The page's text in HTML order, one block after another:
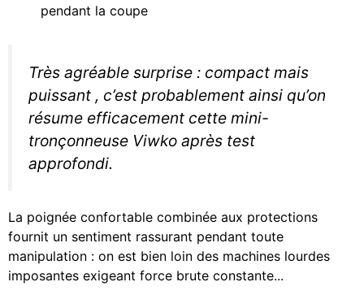
pendant la coupe
Très agréable surprise : compact mais
puissant , c’est probablement ainsi qu’on
résume efficacement cette mini-
tronçonneuse Viwko après test
approfondi.
La poignée confortable combinée aux protections
fournit un sentiment rassurant pendant toute
manipulation : on est bien loin des machines lourdes
imposantes exigeant force brute constante...